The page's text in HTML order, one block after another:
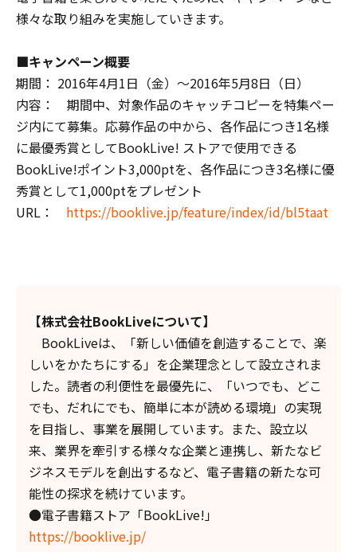
様々な取り組みを実施していきます。
■キャンペーン概要
期間： 2016年4月1日（金）～2016年5月8日（日）
内容： 期間中、対象作品のキャッチコピーを特集ペー
ジ内にて募集。応募作品の中から、各作品につき1名様
に最優秀賞としてBookLive! ストアで使用できる
BookLive!ポイント3,000ptを、各作品につき3名様に優
秀賞として1,000ptをプレゼント
URL： https://booklive.jp/feature/index/id/bl5taat
【株式会社BookLiveについて】
BookLiveは、「新しい価値を創造することで、楽
しいをかたちにする」を企業理念として設立されま
した。読者の利便性を最優先に、「いつでも、どこ
でも、だれにでも、簡単に本が読める環境」の実現
を目指し、事業を展開しています。また、設立以
来、業界を牽引する様々な企業と連携し、新たなビ
ジネスモデルを創出するなど、電子書籍の新たな可
能性の探求を続けています。
●電子書籍ストア「BookLive!」
https://booklive.jp/